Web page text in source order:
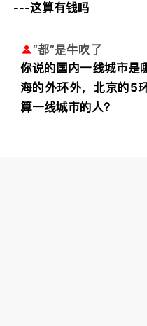
---这算有钱吗
“都”是牛吹了
你说的国内一线城市是
海的外环外，北京的5
算一线城市的人？